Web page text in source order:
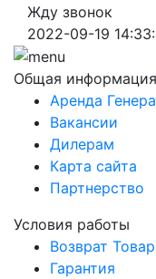
Жду звонок
2022-09-19
Общая информация
Аренда
Вакансии
Дилерам
Карта сайта
Партнерство
Условия работы
Возврат
Гарантия